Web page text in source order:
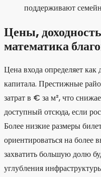
поддерживают
Цены,
математика
Цена входа определяет как
капитала. Престижные
затрат в € за м², что
доступный отсюда, если
Более низкие размеры
ориентироваться на более
захватить большую долю
углубления